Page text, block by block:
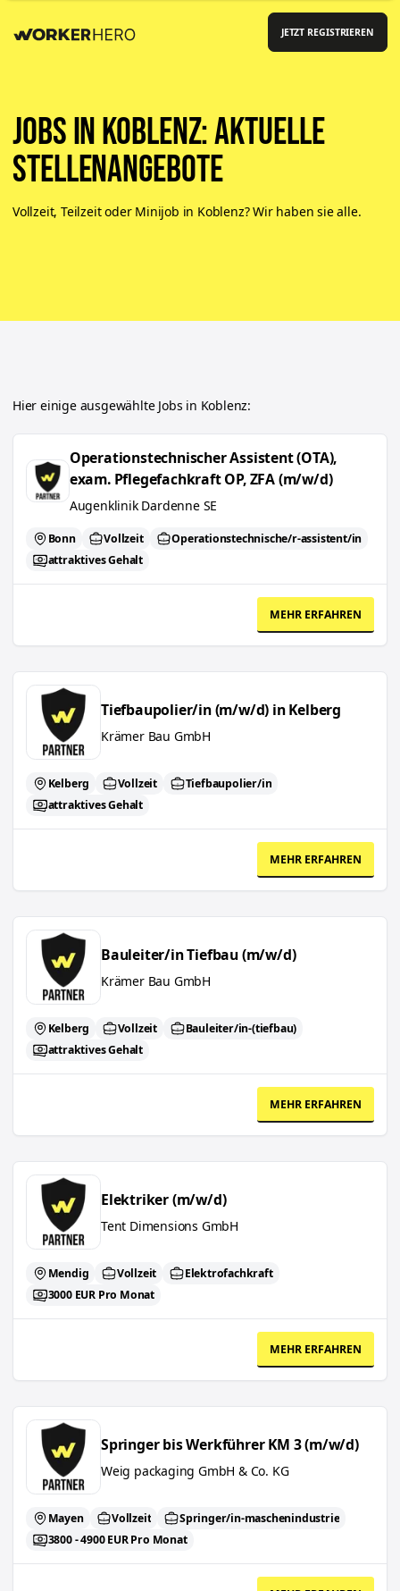
JETZT REGISTRIEREN
Jobs in Koblenz: aktuelle
Stellenangebote
Vollzeit, Teilzeit oder Minijob in Koblenz? Wir haben sie alle.
Hier einige ausgewählte Jobs in Koblenz:
Operationstechnischer Assistent (OTA), exam. Pflegefachkraft OP,
Operationstechnischer Assistent (OTA),
exam. Pflegefachkraft OP, ZFA (m/w/d)
Augenklinik Dardenne SE
Bonn Vollzeit
Operationstechnische/r-assistent/in
attraktives Gehalt
MEHR ERFAHREN
Tiefbaupolier/in (m/w/d) in Kelberg
Tiefbaupolier/in (m/w/d) in Kelberg
Krämer Bau GmbH
Kelberg Vollzeit
Tiefbaupolier/in
attraktives Gehalt
MEHR ERFAHREN
Bauleiter/in Tiefbau (m/w/d)
Bauleiter/in Tiefbau (m/w/d)
Krämer Bau GmbH
Kelberg Vollzeit
Bauleiter/in-(tiefbau)
attraktives Gehalt
MEHR ERFAHREN
Elektriker (m/w/d)
Elektriker (m/w/d)
Tent Dimensions GmbH
Mendig Vollzeit
Elektrofachkraft
3000 EUR Pro Monat
MEHR ERFAHREN
Springer bis Werkführer KM 3 (m/w/d)
Springer bis Werkführer KM 3 (m/w/d)
Weig packaging GmbH & Co. KG
Mayen Vollzeit
Springer/in-maschenindustrie
3800 - 4900 EUR Pro Monat